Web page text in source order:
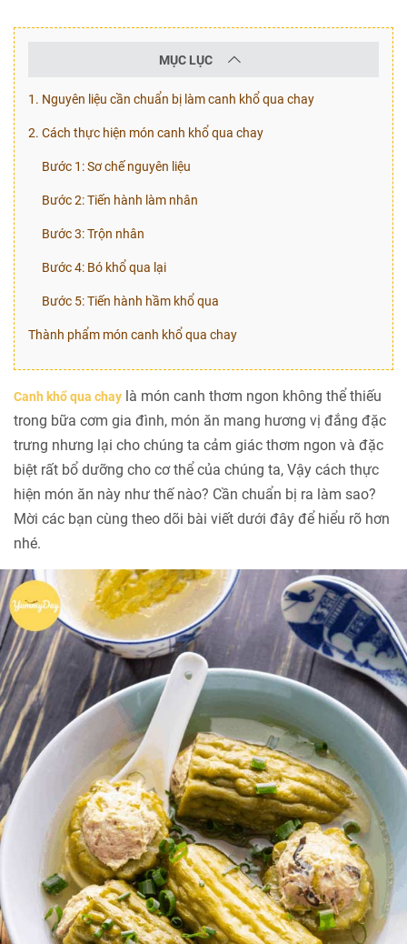
MỤC LỤC
1. Nguyên liệu cần chuẩn bị làm canh khổ qua chay
2. Cách thực hiện món canh khổ qua chay
Bước 1: Sơ chế nguyên liệu
Bước 2: Tiến hành làm nhân
Bước 3: Trộn nhân
Bước 4: Bó khổ qua lại
Bước 5: Tiến hành hầm khổ qua
Thành phẩm món canh khổ qua chay
Canh khổ qua chay là món canh thơm ngon không thể thiếu
trong bữa cơm gia đình, món ăn mang hương vị đắng đặc
trưng nhưng lại cho chúng ta cảm giác thơm ngon và đặc
biệt rất bổ dưỡng cho cơ thể của chúng ta, Vậy cách thực
hiện món ăn này như thế nào? Cần chuẩn bị ra làm sao?
Mời các bạn cùng theo dõi bài viết dưới đây để hiểu rõ hơn
nhé.